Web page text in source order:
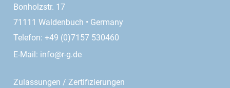
Bonholzstr. 17
71111 Waldenbuch • Germany
Telefon: +49 (0)7157 530460
E-Mail: info@r-g.de
Zulassungen / Zertifizierungen